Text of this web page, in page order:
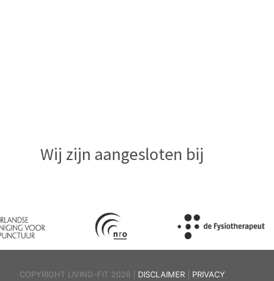
Wij zijn aangesloten bij
COPYRIGHT LIVING-FIT 2026 | DISCLAIMER PRIVACY